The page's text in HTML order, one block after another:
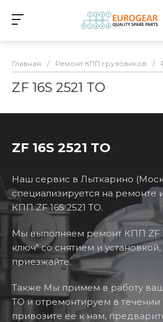
Главная / Ремонт КПП грузовиков /
ZF 16S 2521 TO
ZF 16S 2521 TO
Наш сервис в Лыткарино
специализируется на ремонте
КПП ZF 16S 2521 TO.
Мы выполняем ремонт КПП ZF
ключ" со снятием и
приезжайте.
Также Мы примем в работу
TO и отремонтируем в течении
привозите ее к нам,